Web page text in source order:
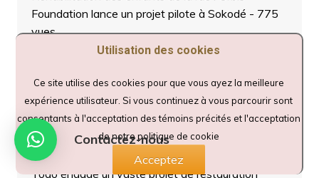
Foundation lance un projet pilote à Sokodé - 775
vues
SMAE 2025 à Tchaoudjo 2 : En temps de crise,
738 vues
URBIS FOUNDATION TOGO lance un appel
d’offre pour la construction d’une retenue d’eau
hydroagricole.- 771 vues
Changement climatique : la région centrale du
Togo engage un vaste projet de restauration
Utilisation des cookies
Ce site utilise des cookies pour que vous ayez la meilleure
expérience utilisateur. Si vous continuez à vous parcourir sont
consentants à l'acceptation des témoins précités et l'acceptation
de notre politique de cookie
Acceptez
Contactez-nous